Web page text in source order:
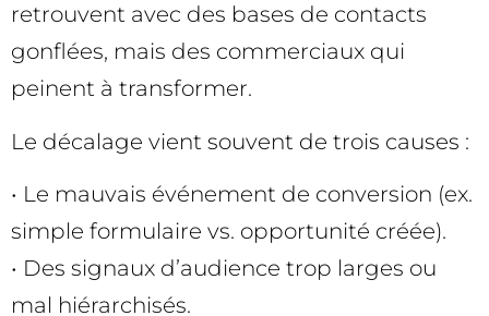
retrouvent avec des bases de contacts
gonflées, mais des commerciaux qui
peinent à transformer.
Le décalage vient souvent de trois causes :
• Le mauvais événement de conversion (ex.
simple formulaire vs. opportunité créée).
• Des signaux d’audience trop larges ou
mal hiérarchisés.